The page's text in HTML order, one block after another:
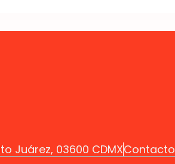
Juárez, 03600 CDMXContacto